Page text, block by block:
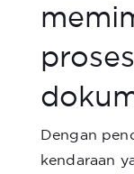
Dengan
kendaraan